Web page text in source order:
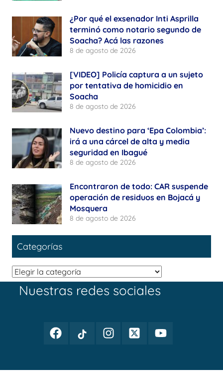
¿Por qué el exsenador Inti Asprilla
terminó como notario segundo de
Soacha? Acá las razones
8 de agosto de 2026
[VIDEO] Policía captura a un sujeto
por tentativa de homicidio en
Soacha
8 de agosto de 2026
Nuevo destino para ‘Epa Colombia’:
irá a una cárcel de alta y media
seguridad en Ibagué
8 de agosto de 2026
Encontraron de todo: CAR suspende
operación de residuos en Bojacá y
Mosquera
8 de agosto de 2026
Categorías
Categorías
Nuestras redes sociales
FacebookTikTok
InstagramTwitterYoutube